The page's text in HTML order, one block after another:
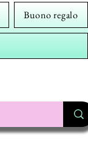
Buono regalo